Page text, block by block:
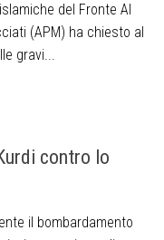
del Fronte Al
(APM) ha chiesto al
gravi...
contro lo
il bombardamento